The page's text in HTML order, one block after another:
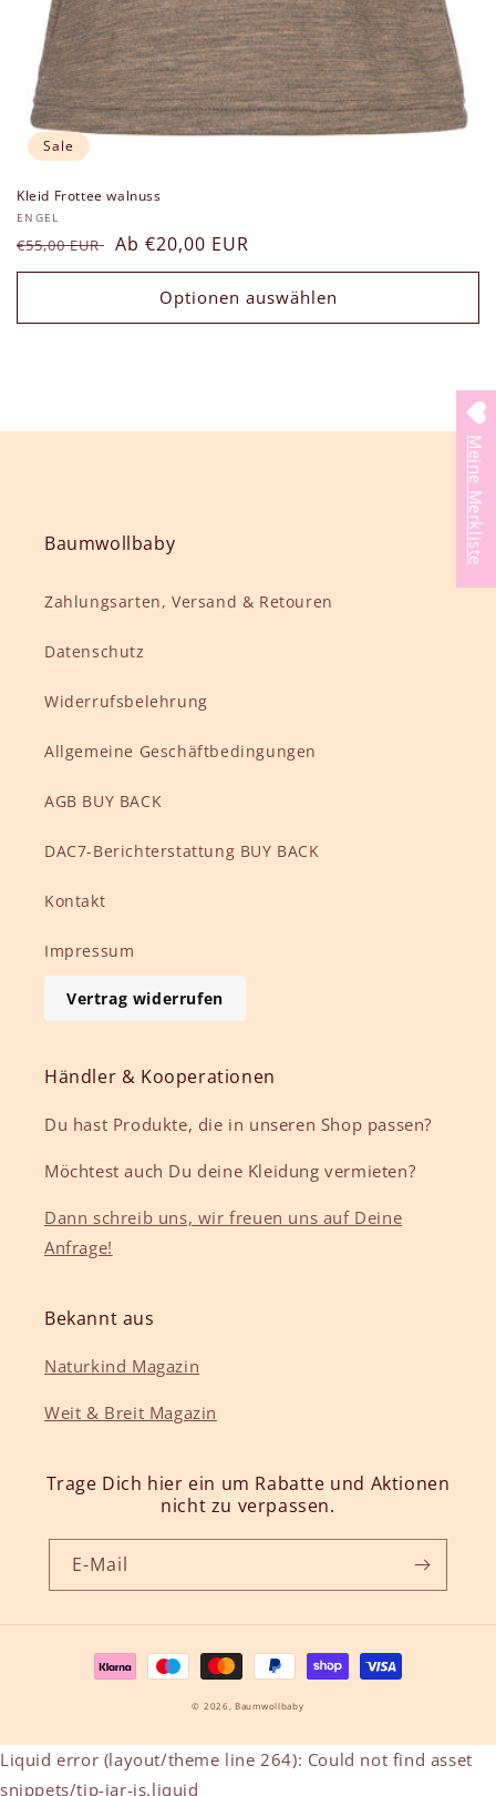
Sale
Kleid Frottee walnuss
Anbieter:
ENGEL
Normaler
Preis
€55,00 EUR Verkaufspreis
Ab €20,00 EUR
Optionen auswählen
Baumwollbaby
Zahlungsarten, Versand & Retouren
Datenschutz
Widerrufsbelehrung
Allgemeine Geschäftbedingungen
AGB BUY BACK
DAC7-Berichterstattung BUY BACK
Kontakt
Impressum
Vertrag widerrufen
Händler & Kooperationen
Du hast Produkte, die in unseren Shop passen?
Möchtest auch Du deine Kleidung vermieten?
Dann schreib uns, wir freuen uns auf Deine
Anfrage!
Bekannt aus
Naturkind Magazin
Weit & Breit Magazin
Trage Dich hier ein um Rabatte und Aktionen
nicht zu verpassen.
E-Mail
Zahlungsmethoden
© 2026,Baumwollbaby
Liquid error (layout/theme line 264): Could not find asset
snippets/tip-jar-js.liquid
Meine Merkliste